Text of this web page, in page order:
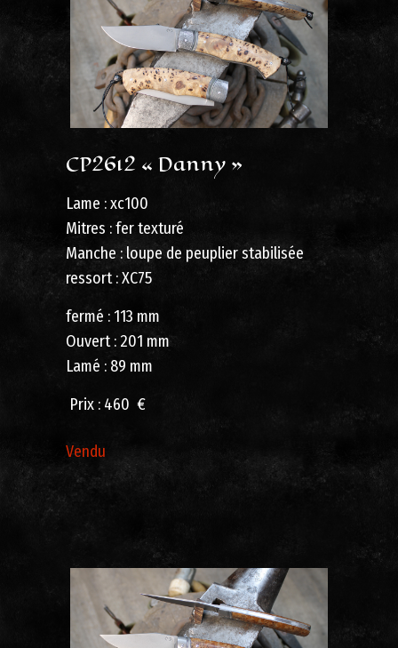
CP2612 « Danny »
Lame : xc100
Mitres : fer texturé
Manche : loupe de peuplier stabilisée
ressort : XC75
fermé : 113 mm
Ouvert : 201 mm
Lamé : 89 mm
Prix ​​: 460 €